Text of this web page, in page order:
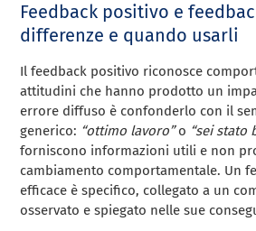
Feedback positivo e
differenze e quando usarli
Il feedback positivo riconosce
attitudini che hanno prodotto un
errore diffuso è confonderlo con il
generico: “ottimo lavoro”o “sei stato
forniscono informazioni utili e non
cambiamento comportamentale. Un
efficace è specifico, collegato a un
osservato e spiegato nelle sue